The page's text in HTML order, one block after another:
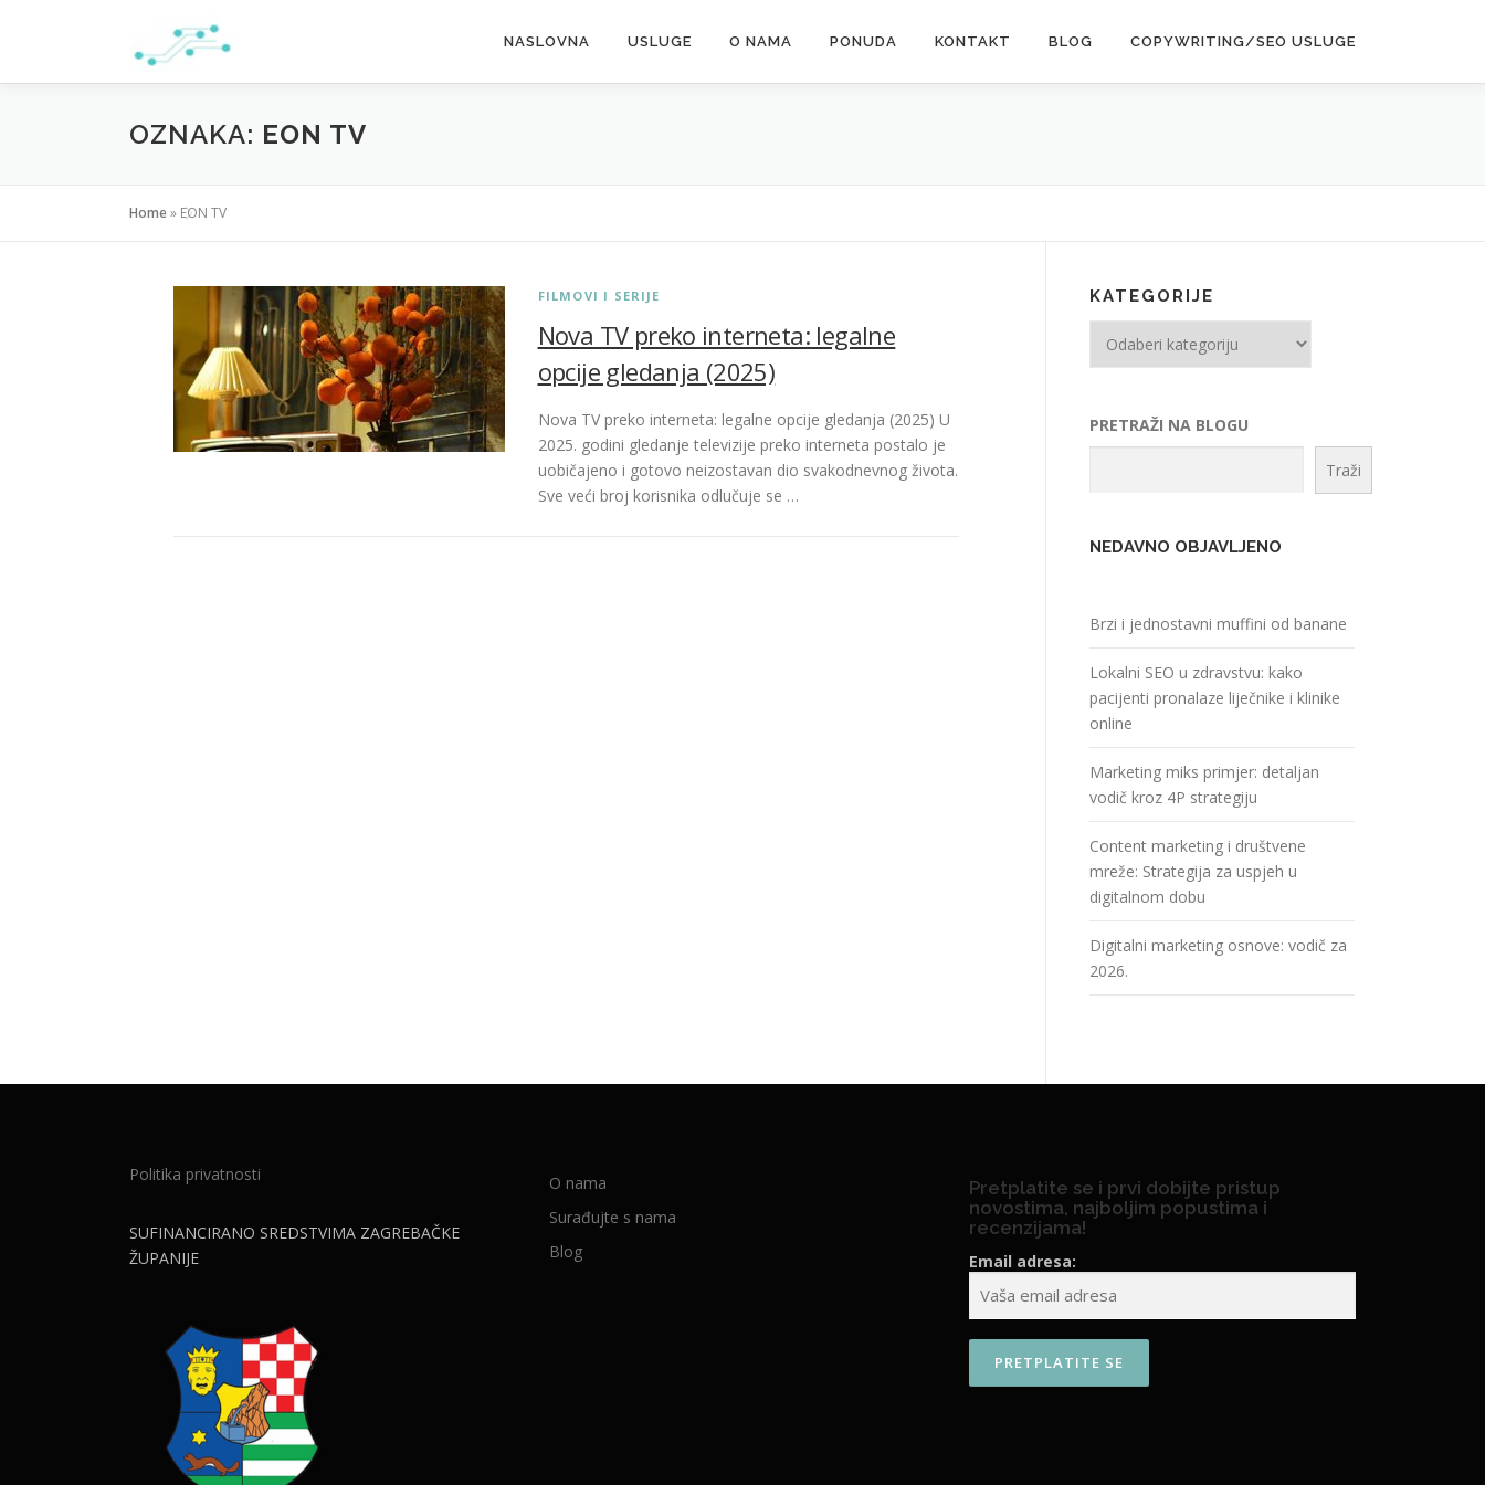
NASLOVNA USLUGE O NAMA PONUDA KONTAKT BLOG COPYWRITING/SEO USLUGE
OZNAKA: EON TV
Home» EON TV
FILMOVI I SERIJE
Nova TV preko interneta: legalne
opcije gledanja (2025)
Nova TV preko interneta: legalne opcije gledanja (2025) U
2025. godini gledanje televizije preko interneta postalo je
uobičajeno i gotovo neizostavan dio svakodnevnog života.
Sve veći broj korisnika odlučuje se …
KATEGORIJE
PRETRAŽI NA BLOGU
Traži
NEDAVNO OBJAVLJENO
Brzi i jednostavni muffini od banane
Lokalni SEO u zdravstvu: kako
pacijenti pronalaze liječnike i klinike
online
Marketing miks primjer: detaljan
vodič kroz 4P strategiju
Content marketing i društvene
mreže: Strategija za uspjeh u
digitalnom dobu
Digitalni marketing osnove: vodič za
2026.
Politika privatnosti
SUFINANCIRANO SREDSTVIMA ZAGREBAČKE
ŽUPANIJE
O nama
Surađujte s nama
Blog
Pretplatite se i prvi dobijte pristup
novostima, najboljim popustima i
recenzijama!
Email adresa: